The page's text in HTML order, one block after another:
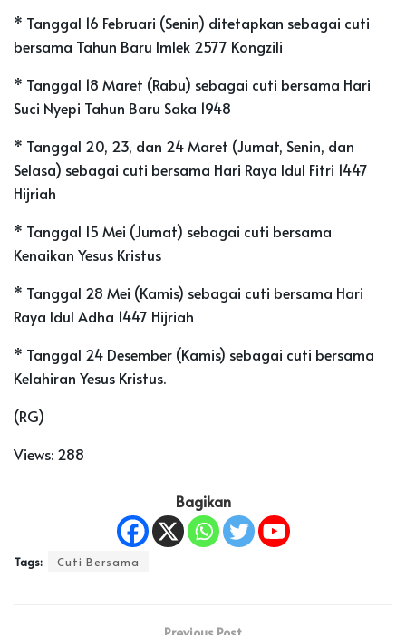
* Tanggal 16 Februari (Senin) ditetapkan sebagai cuti
bersama Tahun Baru Imlek 2577 Kongzili
* Tanggal 18 Maret (Rabu) sebagai cuti bersama Hari
Suci Nyepi Tahun Baru Saka 1948
* Tanggal 20, 23, dan 24 Maret (Jumat, Senin, dan
Selasa) sebagai cuti bersama Hari Raya Idul Fitri 1447
Hijriah
* Tanggal 15 Mei (Jumat) sebagai cuti bersama
Kenaikan Yesus Kristus
* Tanggal 28 Mei (Kamis) sebagai cuti bersama Hari
Raya Idul Adha 1447 Hijriah
* Tanggal 24 Desember (Kamis) sebagai cuti bersama
Kelahiran Yesus Kristus.
(RG)
Views: 288
Bagikan
Tags: Cuti Bersama